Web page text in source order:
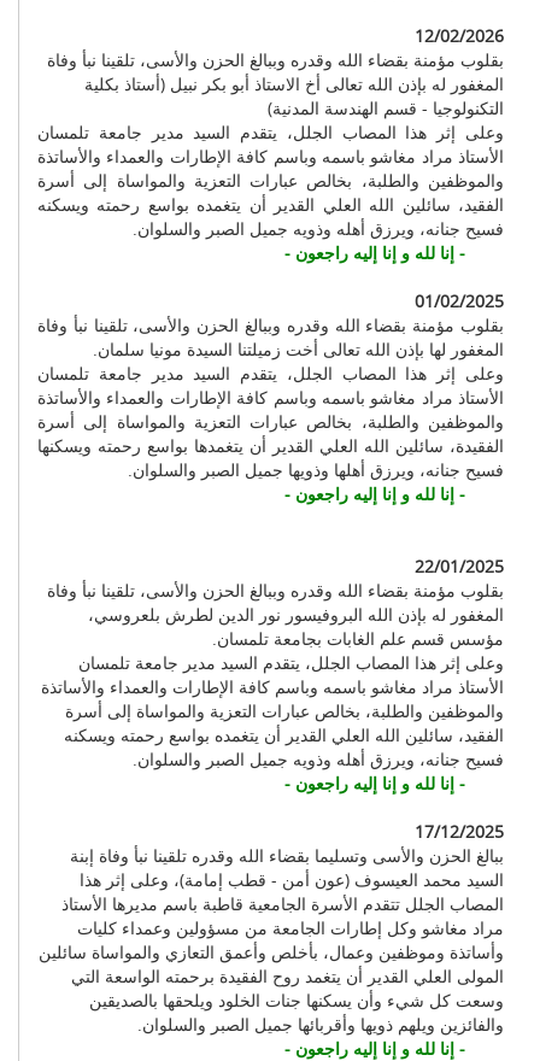
12/02/2026
بقلوب مؤمنة بقضاء الله وقدره وببالغ الحزن والأسى، تلقينا نبأ وفاة
المغفور له بإذن الله تعالى أخ الاستاذ أبو بكر نبيل (أستاذ بكلية
التكنولوجيا - قسم الهندسة المدنية)
وعلى إثر هذا المصاب الجلل، يتقدم السيد مدير جامعة تلمسان
الأستاذ مراد مغاشو باسمه وباسم كافة الإطارات والعمداء والأساتذة
والموظفين والطلبة، بخالص عبارات التعزية والمواساة إلى أسرة
الفقيد، سائلين الله العلي القدير أن يتغمده بواسع رحمته ويسكنه
فسيح جنانه، ويرزق أهله وذويه جميل الصبر والسلوان.
- إنا لله و إنا إليه راجعون -
01/02/2025
بقلوب مؤمنة بقضاء الله وقدره وببالغ الحزن والأسى، تلقينا نبأ وفاة
المغفور لها بإذن الله تعالى أخت زميلتنا السيدة مونيا سلمان.
وعلى إثر هذا المصاب الجلل، يتقدم السيد مدير جامعة تلمسان
الأستاذ مراد مغاشو باسمه وباسم كافة الإطارات والعمداء والأساتذة
والموظفين والطلبة، بخالص عبارات التعزية والمواساة إلى أسرة
الفقيدة، سائلين الله العلي القدير أن يتغمدها بواسع رحمته ويسكنها
فسيح جنانه، ويرزق أهلها وذويها جميل الصبر والسلوان.
- إنا لله و إنا إليه راجعون -
22/01/2025
بقلوب مؤمنة بقضاء الله وقدره وببالغ الحزن والأسى، تلقينا نبأ وفاة
المغفور له بإذن الله البروفيسور نور الدين لطرش بلعروسي،
مؤسس قسم علم الغابات بجامعة تلمسان.
وعلى إثر هذا المصاب الجلل، يتقدم السيد مدير جامعة تلمسان
الأستاذ مراد مغاشو باسمه وباسم كافة الإطارات والعمداء والأساتذة
والموظفين والطلبة، بخالص عبارات التعزية والمواساة إلى أسرة
الفقيد، سائلين الله العلي القدير أن يتغمده بواسع رحمته ويسكنه
فسيح جنانه، ويرزق أهله وذويه جميل الصبر والسلوان.
- إنا لله و إنا إليه راجعون -
17/12/2025
ببالغ الحزن والأسى وتسليما بقضاء الله وقدره تلقينا نبأ وفاة إبنة
السيد محمد العيسوف (عون أمن - قطب إمامة)، وعلى إثر هذا
المصاب الجلل تتقدم الأسرة الجامعية قاطبة باسم مديرها الأستاذ
مراد مغاشو وكل إطارات الجامعة من مسؤولين وعمداء كليات
وأساتذة وموظفين وعمال، بأخلص وأعمق التعازي والمواساة سائلين
المولى العلي القدير أن يتغمد روح الفقيدة برحمته الواسعة التي
وسعت كل شيء وأن يسكنها جنات الخلود ويلحقها بالصديقين
والفائزين ويلهم ذويها وأقربائها جميل الصبر والسلوان.
- إنا لله و إنا إليه راجعون -